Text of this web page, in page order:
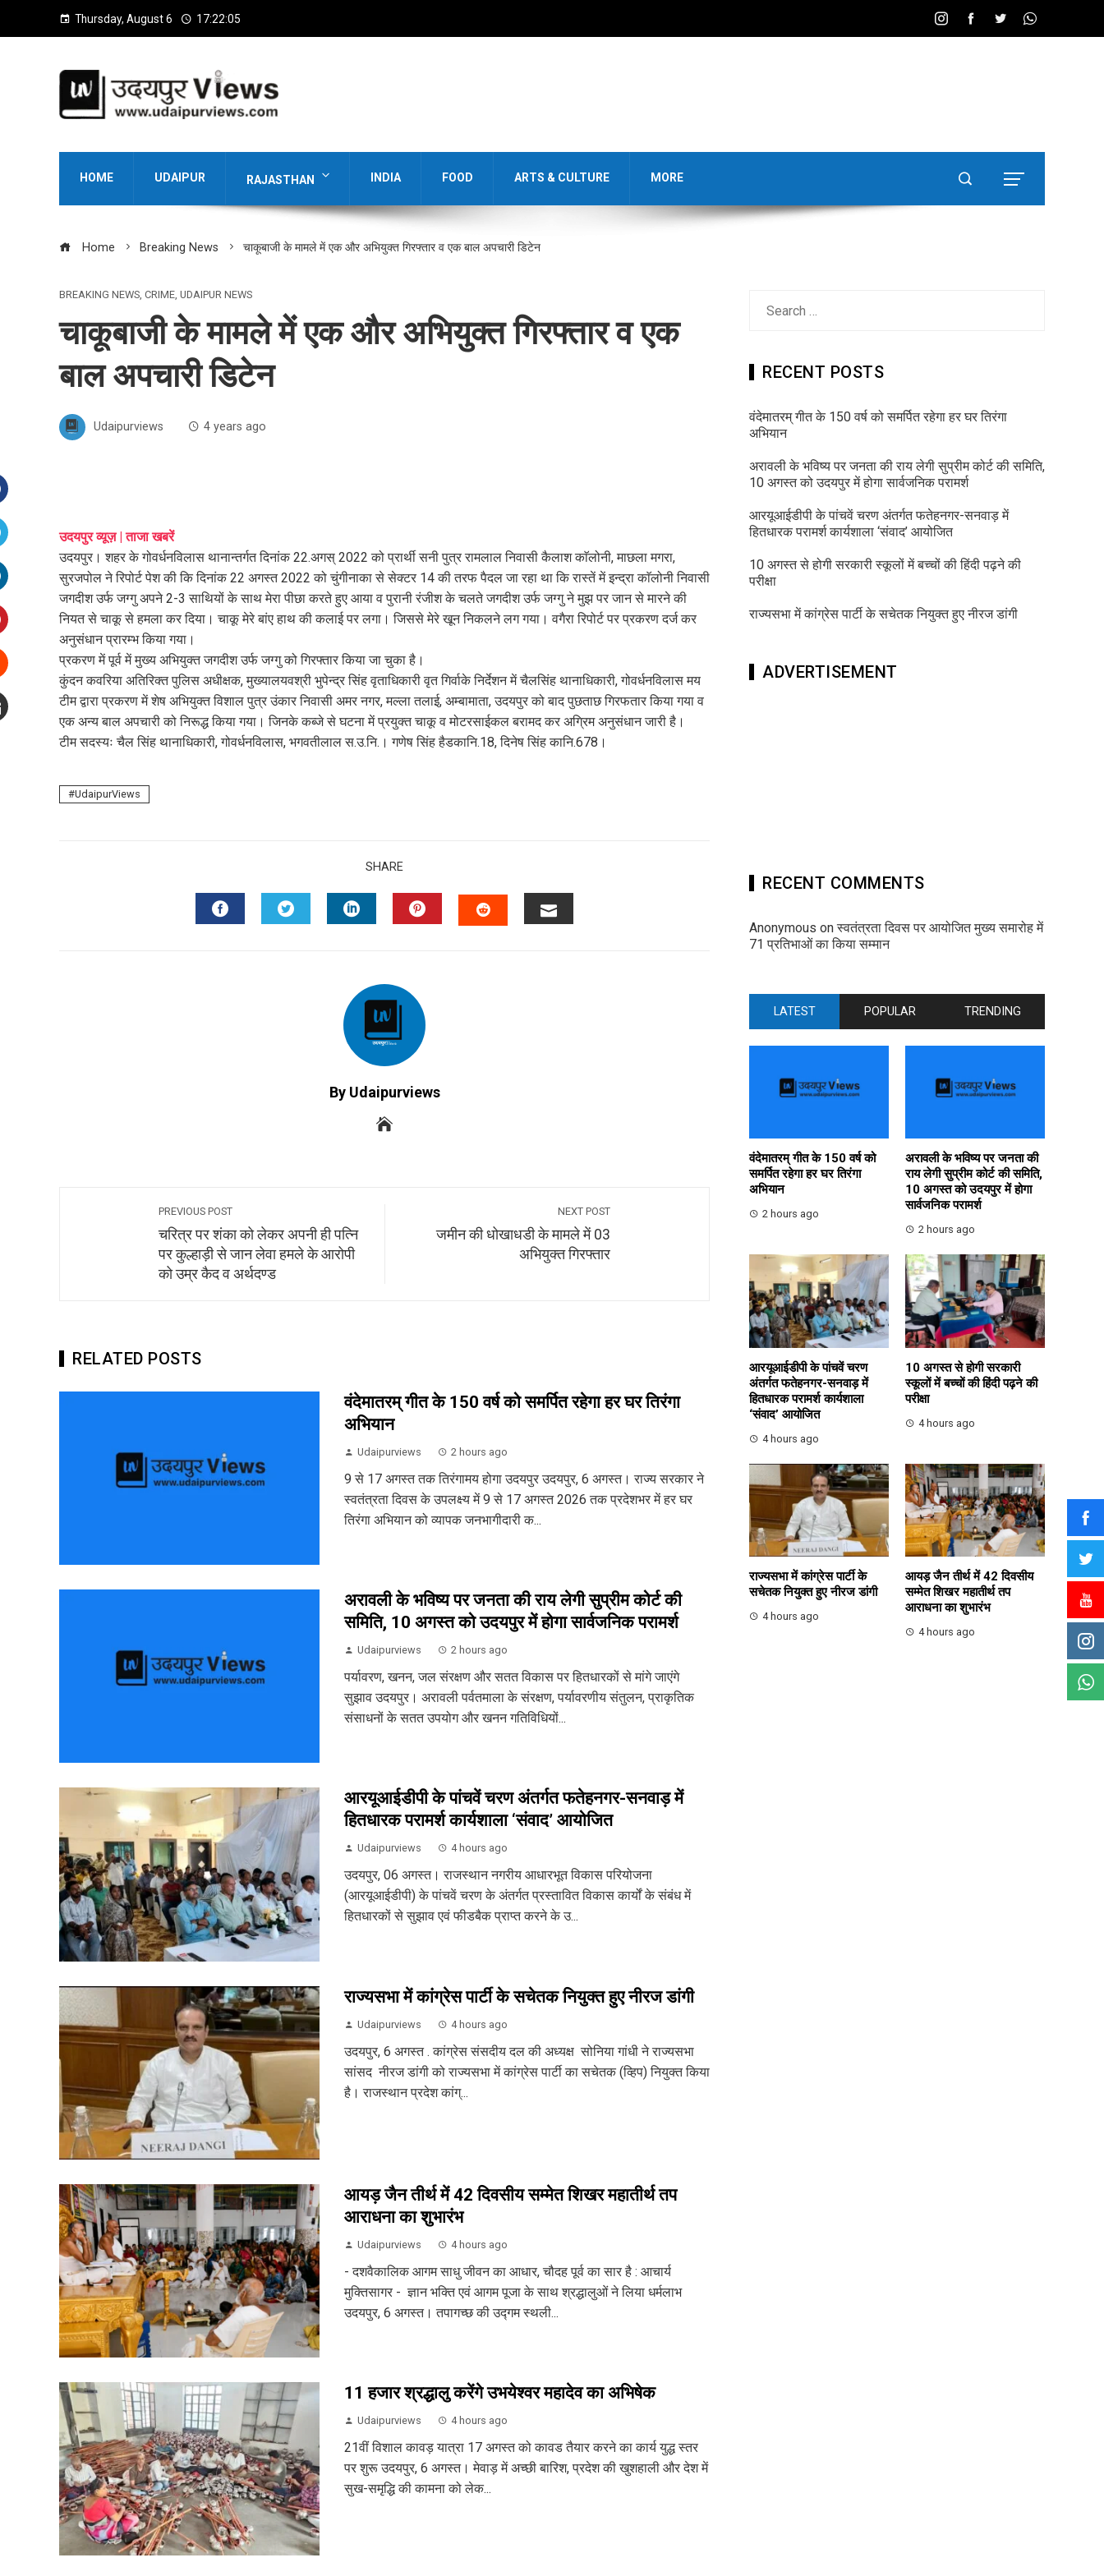
Thursday, August 6 17:22:06
HOME UDAIPUR RAJASTHAN INDIA FOOD ARTS & CULTURE MORE
Home Breaking News चाकूबाजी के मामले में एक और अभियुक्त गिरफ्तार व एक बाल अपचारी डिटेन
BREAKING NEWS, CRIME, UDAIPUR NEWS
चाकूबाजी के मामले में एक और अभियुक्त गिरफ्तार व एक
बाल अपचारी डिटेन
Udaipurviews 4 years ago
उदयपुर व्यूज़ | ताजा खबरें
उदयपुर। शहर के गोवर्धनविलास थानान्तर्गत दिनांक 22.अगस् 2022 को प्रार्थी सनी पुत्र रामलाल निवासी कैलाश काॅलोनी, माछला मगरा,
सुरजपोल ने रिपोर्ट पेश की कि दिनांक 22 अगस्त 2022 को चुंगीनाका से सेक्टर 14 की तरफ पैदल जा रहा था कि रास्तें में इन्द्रा काॅलोनी निवासी
जगदीश उर्फ जग्गु अपने 2-3 साथियों के साथ मेरा पीछा करते हुए आया व पुरानी रंजीश के चलते जगदीश उर्फ जग्गु ने मुझ पर जान से मारने की
नियत से चाकू से हमला कर दिया। चाकू मेरे बांए हाथ की कलाई पर लगा। जिससे मेरे खून निकलने लग गया। वगैरा रिपोर्ट पर प्रकरण दर्ज कर
अनुसंधान प्रारम्भ किया गया।
प्रकरण में पूर्व में मुख्य अभियुक्त जगदीश उर्फ जग्गु को गिरफ्तार किया जा चुका है।
कुंदन कवरिया अतिरिक्त पुलिस अधीक्षक, मुख्यालयवश्री भुपेन्द्र सिंह वृताधिकारी वृत गिर्वाके निर्देशन में चैलसिंह थानाधिकारी, गोवर्धनविलास मय
टीम द्वारा प्रकरण में शेष अभियुक्त विशाल पुत्र उंकार निवासी अमर नगर, मल्ला तलाई, अम्बामाता, उदयपुर को बाद पुछताछ गिरफतार किया गया व
एक अन्य बाल अपचारी को निरूद्ध किया गया। जिनके कब्जे से घटना में प्रयुक्त चाकू व मोटरसाईकल बरामद कर अग्रिम अनुसंधान जारी है।
टीम सदस्यः चैल सिंह थानाधिकारी, गोवर्धनविलास, भगवतीलाल स.उ.नि.। गणेष सिंह हैडकानि.18, दिनेष सिंह कानि.678।
UdaipurViews
SHARE
By Udaipurviews
PREVIOUS POST
चरित्र पर शंका को लेकर अपनी ही पत्नि
पर कुल्हाड़ी से जान लेवा हमले के आरोपी
को उम्र कैद व अर्थदण्ड
NEXT POST
जमीन की धोखाधडी के मामले में 03
अभियुक्त गिरफ्तार
RELATED POSTS
वंदेमातरम् गीत के 150 वर्ष को समर्पित रहेगा हर घर तिरंगा
अभियान
Udaipurviews 2 hours ago
9 से 17 अगस्त तक तिरंगामय होगा उदयपुर उदयपुर, 6 अगस्त। राज्य सरकार ने
स्वतंत्रता दिवस के उपलक्ष्य में 9 से 17 अगस्त 2026 तक प्रदेशभर में हर घर
तिरंगा अभियान को व्यापक जनभागीदारी क...
अरावली के भविष्य पर जनता की राय लेगी सुप्रीम कोर्ट की
समिति, 10 अगस्त को उदयपुर में होगा सार्वजनिक परामर्श
Udaipurviews 2 hours ago
पर्यावरण, खनन, जल संरक्षण और सतत विकास पर हितधारकों से मांगे जाएंगे
सुझाव उदयपुर। अरावली पर्वतमाला के संरक्षण, पर्यावरणीय संतुलन, प्राकृतिक
संसाधनों के सतत उपयोग और खनन गतिविधियों...
आरयूआईडीपी के पांचवें चरण अंतर्गत फतेहनगर-सनवाड़ में
हितधारक परामर्श कार्यशाला ‘संवाद’ आयोजित
Udaipurviews 4 hours ago
उदयपुर, 06 अगस्त। राजस्थान नगरीय आधारभूत विकास परियोजना
(आरयूआईडीपी) के पांचवें चरण के अंतर्गत प्रस्तावित विकास कार्यों के संबंध में
हितधारकों से सुझाव एवं फीडबैक प्राप्त करने के उ...
राज्यसभा में कांग्रेस पार्टी के सचेतक नियुक्त हुए नीरज डांगी
Udaipurviews 4 hours ago
उदयपुर, 6 अगस्त . कांग्रेस संसदीय दल की अध्यक्ष सोनिया गांधी ने राज्यसभा
सांसद नीरज डांगी को राज्यसभा में कांग्रेस पार्टी का सचेतक (व्हिप) नियुक्त किया
है। राजस्थान प्रदेश कांग्...
आयड़ जैन तीर्थ में 42 दिवसीय सम्मेत शिखर महातीर्थ तप
आराधना का शुभारंभ
Udaipurviews 4 hours ago
- दशवैकालिक आगम साधु जीवन का आधार, चौदह पूर्व का सार है : आचार्य
मुक्तिसागर - ज्ञान भक्ति एवं आगम पूजा के साथ श्रद्धालुओं ने लिया धर्मलाभ
उदयपुर, 6 अगस्त। तपागच्छ की उद्गम स्थली...
11 हजार श्रद्धालु करेंगे उभयेश्वर महादेव का अभिषेक
Udaipurviews 4 hours ago
21वीं विशाल कावड़ यात्रा 17 अगस्त को कावड तैयार करने का कार्य युद्ध स्तर
पर शुरू उदयपुर, 6 अगस्त। मेवाड़ में अच्छी बारिश, प्रदेश की खुशहाली और देश में
सुख-समृद्धि की कामना को लेक...
RECENT POSTS
वंदेमातरम् गीत के 150 वर्ष को समर्पित रहेगा हर घर तिरंगा
अभियान
अरावली के भविष्य पर जनता की राय लेगी सुप्रीम कोर्ट की समिति,
10 अगस्त को उदयपुर में होगा सार्वजनिक परामर्श
आरयूआईडीपी के पांचवें चरण अंतर्गत फतेहनगर-सनवाड़ में
हितधारक परामर्श कार्यशाला ‘संवाद’ आयोजित
10 अगस्त से होगी सरकारी स्कूलों में बच्चों की हिंदी पढ़ने की
परीक्षा
राज्यसभा में कांग्रेस पार्टी के सचेतक नियुक्त हुए नीरज डांगी
ADVERTISEMENT
RECENT COMMENTS
Anonymous onस्वतंत्रता दिवस पर आयोजित मुख्य समारोह में
71 प्रतिभाओं का किया सम्मान
LATEST POPULAR TRENDING
वंदेमातरम् गीत के 150 वर्ष को
समर्पित रहेगा हर घर तिरंगा
अभियान
2 hours ago
अरावली के भविष्य पर जनता की
राय लेगी सुप्रीम कोर्ट की समिति,
10 अगस्त को उदयपुर में होगा
सार्वजनिक परामर्श
2 hours ago
आरयूआईडीपी के पांचवें चरण
अंतर्गत फतेहनगर-सनवाड़ में
हितधारक परामर्श कार्यशाला
‘संवाद’ आयोजित
4 hours ago
10 अगस्त से होगी सरकारी
स्कूलों में बच्चों की हिंदी पढ़ने की
परीक्षा
4 hours ago
राज्यसभा में कांग्रेस पार्टी के
सचेतक नियुक्त हुए नीरज डांगी
4 hours ago
आयड़ जैन तीर्थ में 42 दिवसीय
सम्मेत शिखर महातीर्थ तप
आराधना का शुभारंभ
4 hours ago